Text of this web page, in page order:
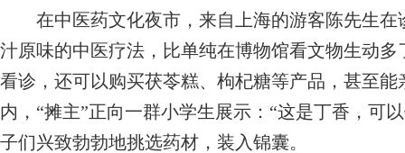
在中医药文化夜市，来自上海的游客陈先生在
汁原味的中医疗法，比单纯在博物馆看文物生动
看诊，还可以购买茯苓糕、枸杞糖等产品，甚至
内，“摊主”正向一群小学生展示：“这是丁香，
子们兴致勃勃地挑选药材，装入锦囊。